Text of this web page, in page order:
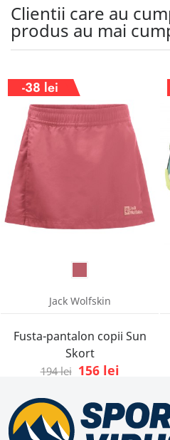
Clientii care au
produs au mai
-38 lei
Jack Wolfskin
Fusta-pantalon copii Sun
Skort
194 lei 156 lei